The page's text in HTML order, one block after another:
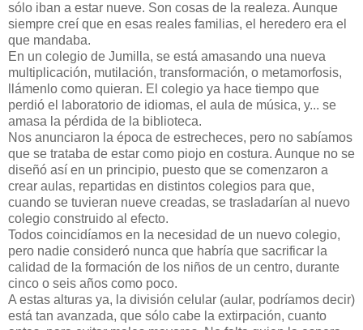
sólo iban a estar nueve. Son cosas de la realeza. Aunque
siempre creí que en esas reales familias, el heredero era el
que mandaba.
En un colegio de Jumilla, se está amasando una nueva
multiplicación, mutilación, transformación, o metamorfosis,
llámenlo como quieran. El colegio ya hace tiempo que
perdió el laboratorio de idiomas, el aula de música, y... se
amasa la pérdida de la biblioteca.
Nos anunciaron la época de estrecheces, pero no sabíamos
que se trataba de estar como piojo en costura. Aunque no se
diseñó así en un principio, puesto que se comenzaron a
crear aulas, repartidas en distintos colegios para que,
cuando se tuvieran nueve creadas, se trasladarían al nuevo
colegio construido al efecto.
Todos coincidíamos en la necesidad de un nuevo colegio,
pero nadie consideró nunca que habría que sacrificar la
calidad de la formación de los niños de un centro, durante
cinco o seis años como poco.
A estas alturas ya, la división celular (aular, podríamos decir)
está tan avanzada, que sólo cabe la extirpación, cuanto